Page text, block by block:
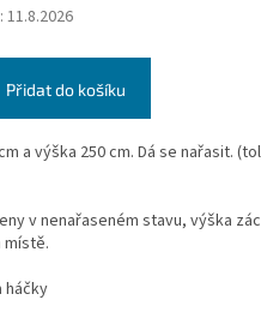
11.8.2026
Přidat do košíku
a výška 250 cm. Dá se nařasit.
v nenařaseném stavu, výška
místě.
háčky